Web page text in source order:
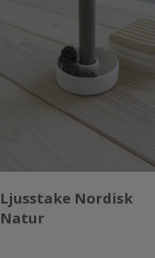
Ljusstake Nordisk
Natur